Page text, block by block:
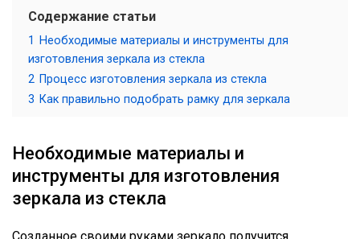
Содержание статьи
1
Необходимые материалы и инструменты для
изготовления зеркала из стекла
2 Процесс изготовления зеркала из стекла
3 Как правильно подобрать рамку для зеркала
Необходимые материалы и
инструменты для изготовления
зеркала из стекла
Созданное своими руками зеркало получится